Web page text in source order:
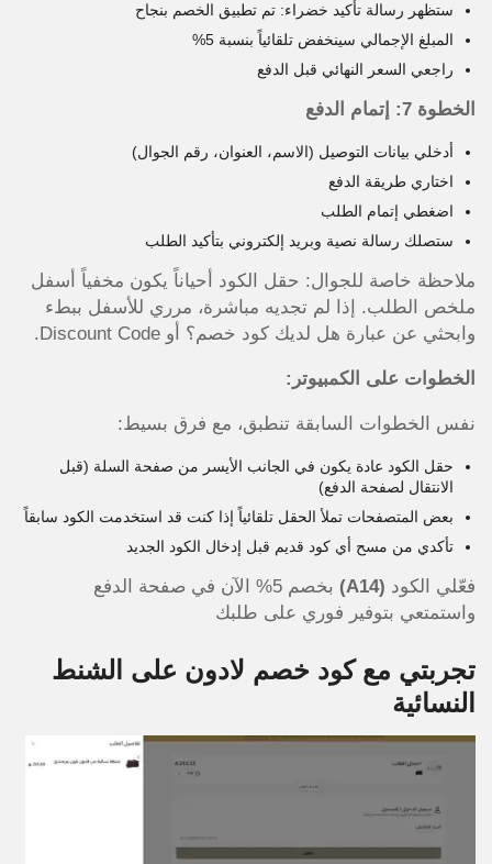
ستظهر رسالة تأكيد خضراء: تم تطبيق الخصم بنجاح
المبلغ الإجمالي سينخفض تلقائياً بنسبة 5%
راجعي السعر النهائي قبل الدفع
الخطوة 7: إتمام الدفع
أدخلي بيانات التوصيل (الاسم، العنوان، رقم الجوال)
اختاري طريقة الدفع
اضغطي إتمام الطلب
ستصلك رسالة نصية وبريد إلكتروني بتأكيد الطلب
ملاحظة خاصة للجوال: حقل الكود أحياناً يكون مخفياً أسفل
ملخص الطلب. إذا لم تجديه مباشرة، مرري للأسفل ببطء
وابحثي عن عبارة هل لديك كود خصم؟ أو Discount Code.
الخطوات على الكمبيوتر:
نفس الخطوات السابقة تنطبق، مع فرق بسيط:
حقل الكود عادة يكون في الجانب الأيسر من صفحة السلة (قبل
الانتقال لصفحة الدفع)
بعض المتصفحات تملأ الحقل تلقائياً إذا كنت قد استخدمت الكود سابقاً
تأكدي من مسح أي كود قديم قبل إدخال الكود الجديد
فعّلي الكود (A14)
بخصم 5% الآن في صفحة الدفع
واستمتعي بتوفير فوري على طلبك
تجربتي مع كود خصم لادون على الشنط
النسائية